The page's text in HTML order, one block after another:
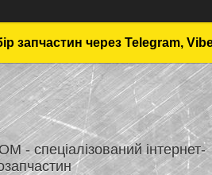
запчастин через Telegram,
- спеціалізований інтернет-